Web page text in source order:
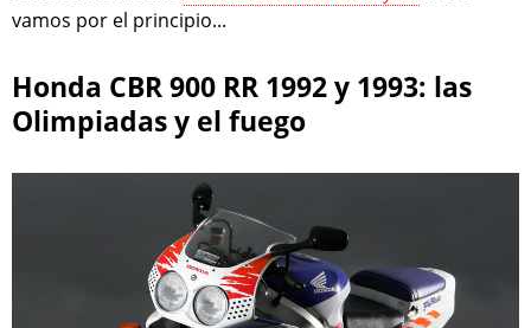
vamos por el principio...
Honda CBR 900 RR 1992 y 1993: las
Olimpiadas y el fuego